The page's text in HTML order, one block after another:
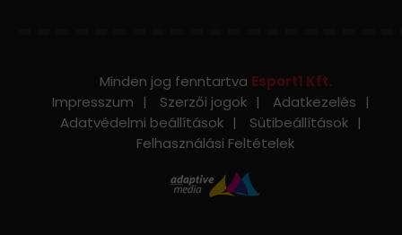
Minden jog fenntartva Esport1 Kft.
Impresszum
Szerzői jogok
Adatkezelés
Adatvédelmi beállítások
Sütibeállítások
Felhasználási Feltételek